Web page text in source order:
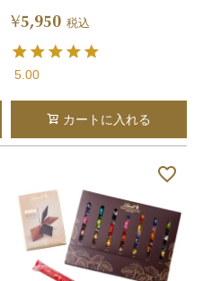
¥5,950 税込
5.00
カートに入れる